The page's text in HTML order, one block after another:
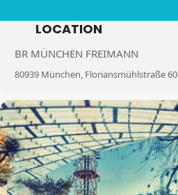
LOCATION
BR MÜNCHEN FREIMANN
80939 München, Floriansmühlstraße 60